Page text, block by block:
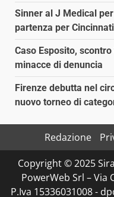
Sinner al J Medical
partenza per Cincinnati
Caso Esposito,
minacce di denuncia
Firenze debutta nel
nuovo torneo di
Redazione
Copyright © 2025
PowerWeb Srl – Via
P.Iva 15336031008 -